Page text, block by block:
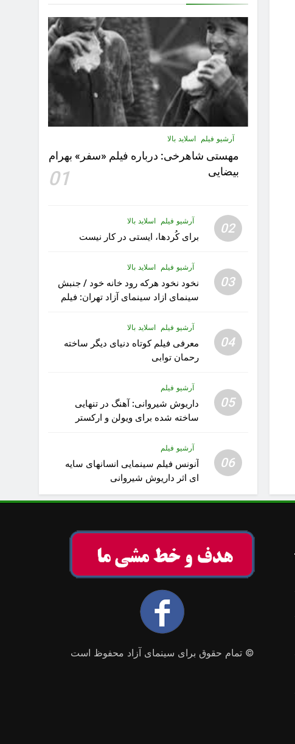
آرشیو فیلم اسلاید بالا
مهستى شاهرخى:‌ درباره فيلم «سفر» بهرام
بیضایی
01
02 آرشیو فیلم اسلاید بالا
برای کُردها، ایستی در کار نیست
03
آرشیو فیلم اسلاید بالا
نخود نخود هرکه رود خانه خود / جنبش
سینمای ازاد سینمای آزاد تهران: فیلم
04
آرشیو فیلم اسلاید بالا
معرفی فیلم کوتاه دنیای دیگر ساخته
رحمان توابی
05
آرشیو فیلم
داریوش شیروانی: آهنگ در تنهایی
ساخته شده برای ویولن و ارکستر
06
آرشیو فیلم
آنونس فیلم سینمایی انسانهای سایه
ای اثر داریوش شیروانی
© تمام حقوق برای سینمای آزاد محفوظ است